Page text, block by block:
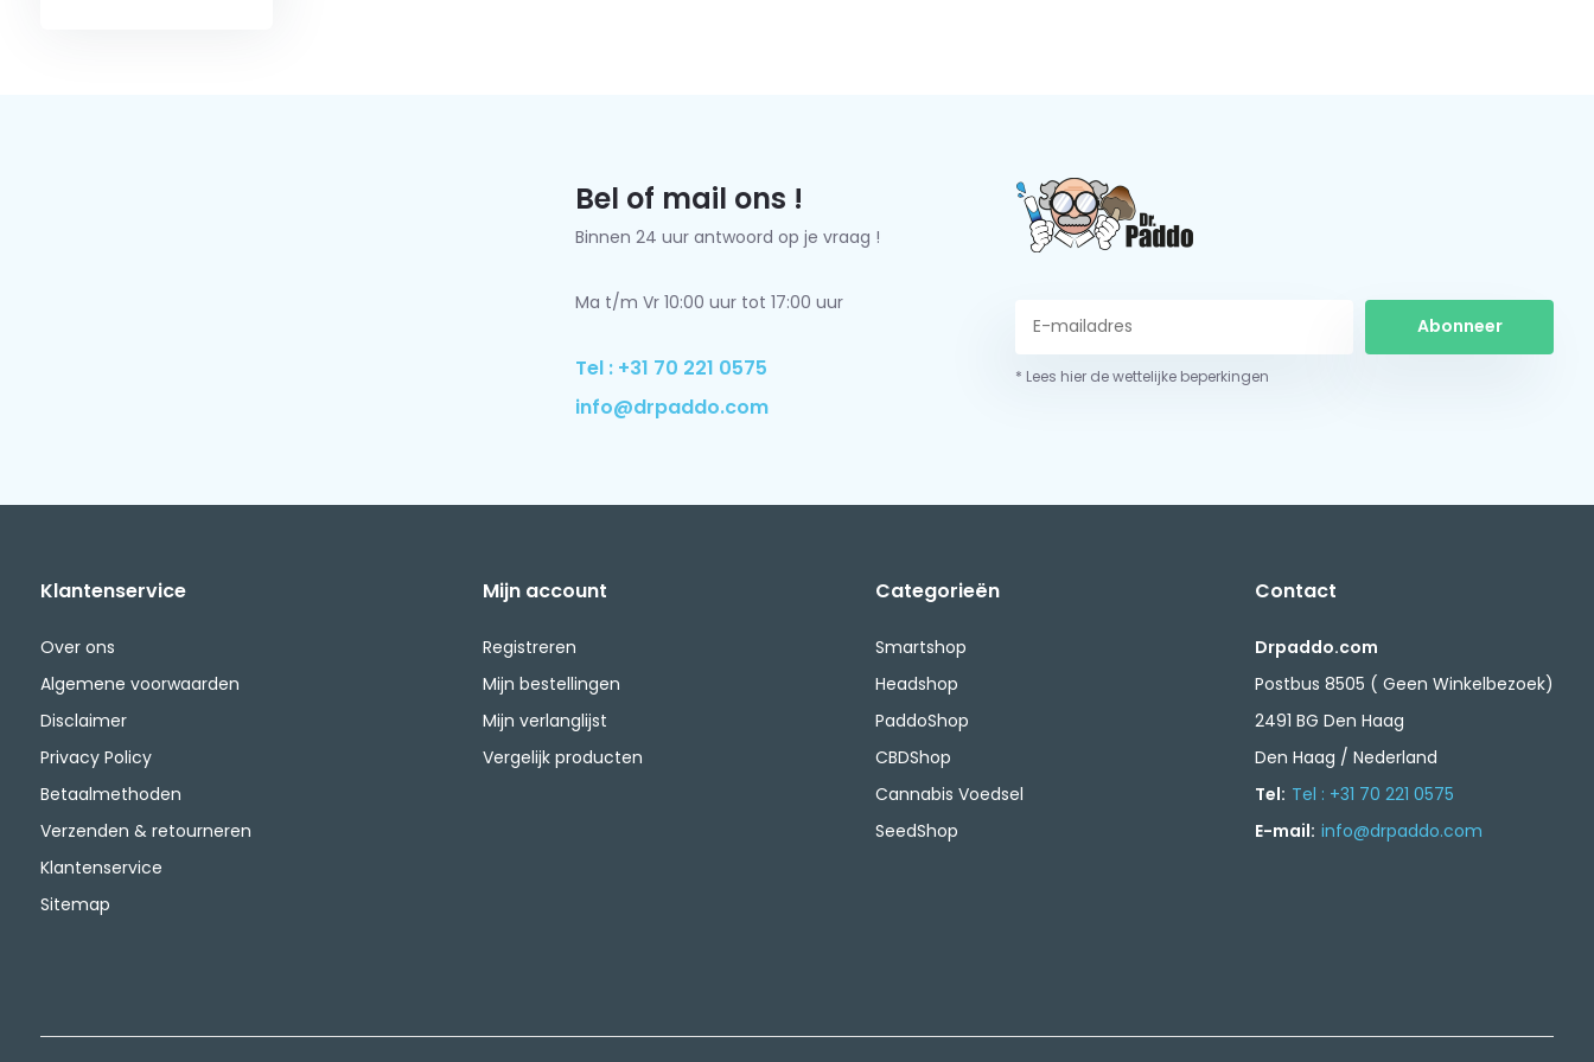
Bel of mail ons !
Binnen 24 uur antwoord op je vraag !
Ma t/m Vr 10:00 uur tot 17:00 uur
Tel : +31 70 221 0575
info@drpaddo.com
Abonneer
* Lees hier de wettelijke beperkingen
Klantenservice
Over ons
Algemene voorwaarden
Disclaimer
Privacy Policy
Betaalmethoden
Verzenden & retourneren
Klantenservice
Sitemap
Mijn account
Registreren
Mijn bestellingen
Mijn verlanglijst
Vergelijk producten
Categorieën
Smartshop
Headshop
PaddoShop
CBDShop
Cannabis Voedsel
SeedShop
Contact
Drpaddo.com
Postbus 8505 ( Geen Winkelbezoek)
2491 BG Den Haag
Den Haag / Nederland
Tel: Tel : +31 70 221 0575
E-mail: info@drpaddo.com